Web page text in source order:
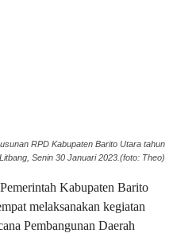
RPD Kabupaten Barito Utara tahun
Senin 30 Januari 2023.(foto: Theo)
Kabupaten Barito
melaksanakan kegiatan
Pembangunan Daerah